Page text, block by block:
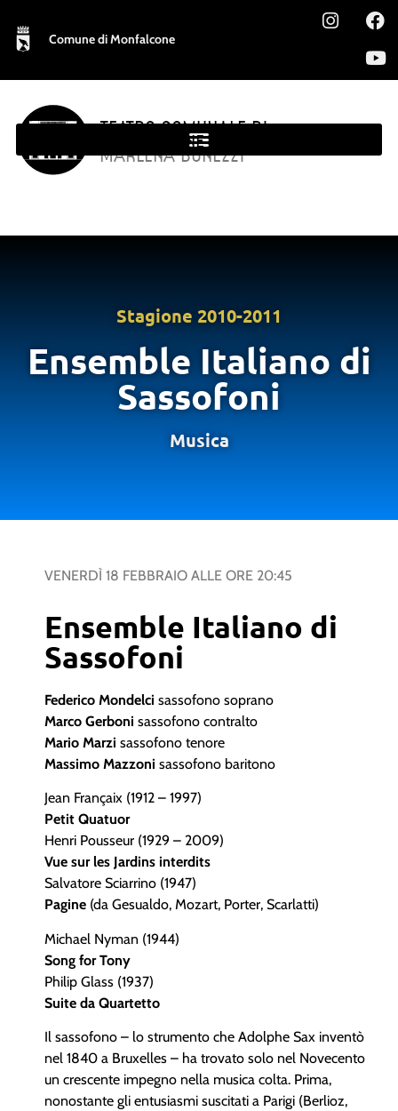
Comune di Monfalcone
TEATRO COMUNALE DI
MONFALCONE
MARLENA BONEZZI
Stagione 2010-2011
Ensemble Italiano di
Sassofoni
Musica
VENERDÌ 18 FEBBRAIO ALLE ORE 20:45
Ensemble Italiano di
Sassofoni
Federico Mondelci sassofono soprano
Marco Gerboni sassofono contralto
Mario Marzi sassofono tenore
Massimo Mazzoni sassofono baritono
Jean Françaix (1912 – 1997)
Petit Quatuor
Henri Pousseur (1929 – 2009)
Vue sur les Jardins interdits
Salvatore Sciarrino (1947)
Pagine (da Gesualdo, Mozart, Porter, Scarlatti)
Michael Nyman (1944)
Song for Tony
Philip Glass (1937)
Suite da Quartetto
Il sassofono – lo strumento che Adolphe Sax inventò
nel 1840 a Bruxelles – ha trovato solo nel Novecento
un crescente impegno nella musica colta. Prima,
nonostante gli entusiasmi suscitati a Parigi (Berlioz,